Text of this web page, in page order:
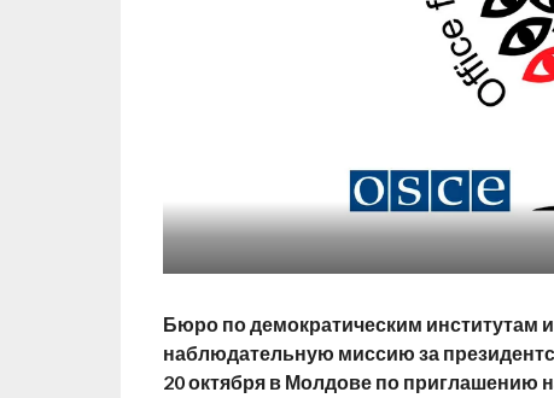
Бюро по демократическим
наблюдательную миссию за
20 октября в Молдове по приглашению